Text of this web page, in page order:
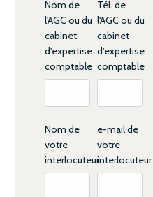
Nom de
l'AGC ou du
cabinet
d'expertise
comptable
Tél. de
l'AGC ou du
cabinet
d'expertise
comptable
Nom de
votre
interlocuteur
e-mail de
votre
interlocuteur